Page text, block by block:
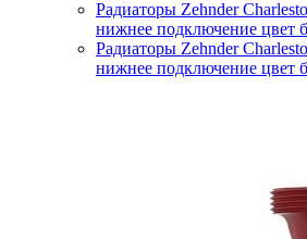
Радиаторы Zehnder
нижнее подключение цвет
Радиаторы Zehnder
нижнее подключение цвет